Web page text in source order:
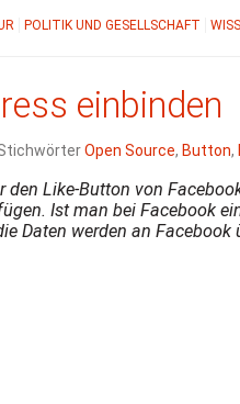
POLITIK UND GESELLSCHAFT
einbinden
Open Source, Button,
den Like-Button von
Ist man bei Facebook
Daten werden an